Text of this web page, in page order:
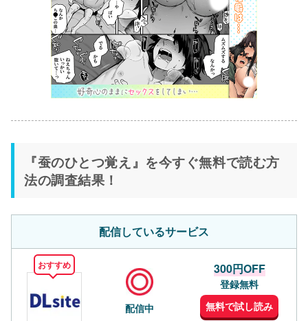
『蚕のひとつ覚え』を今すぐ無料で読む方
法の調査結果！
配信しているサービス
おすすめ
配信中
300円OFF
登録無料
無料で試し読み